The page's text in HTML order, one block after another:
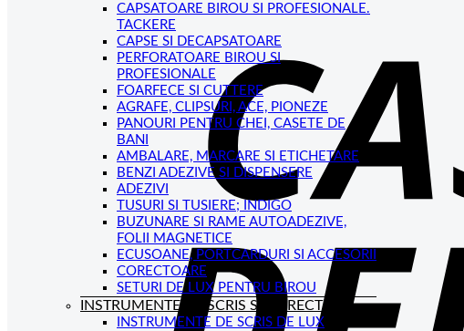
CAPSATOARE BIROU SI PROFESIONALE.
TACKERE
CAPSE SI DECAPSATOARE
PERFORATOARE BIROU SI
PROFESIONALE
FOARFECE SI CUTTERE
AGRAFE, CLIPSURI, ACE, PIONEZE
PANOURI PENTRU CHEI, CASETE DE
BANI
AMBALARE, MARCARE SI ETICHETARE
BENZI ADEZIVE SI DISPENSERE
ADEZIVI
TUSURI SI TUSIERE; INDIGO
BUZUNARE SI RAME AUTOADEZIVE,
FOLII MAGNETICE
ECUSOANE, PORTCARDURI SI ACCESORII
CORECTOARE
SETURI DE LUX PENTRU BIROU
INSTRUMENTE DE SCRIS SI CORECTAT
INSTRUMENTE DE SCRIS DE LUX